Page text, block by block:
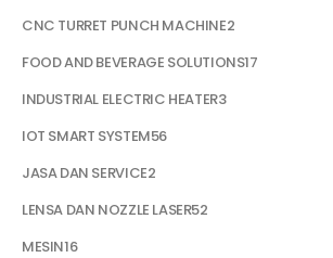
CNC TURRET PUNCH MACHINE2
FOOD AND BEVERAGE SOLUTIONS17
INDUSTRIAL ELECTRIC HEATER3
IOT SMART SYSTEM56
JASA DAN SERVICE2
LENSA DAN NOZZLE LASER52
MESIN16